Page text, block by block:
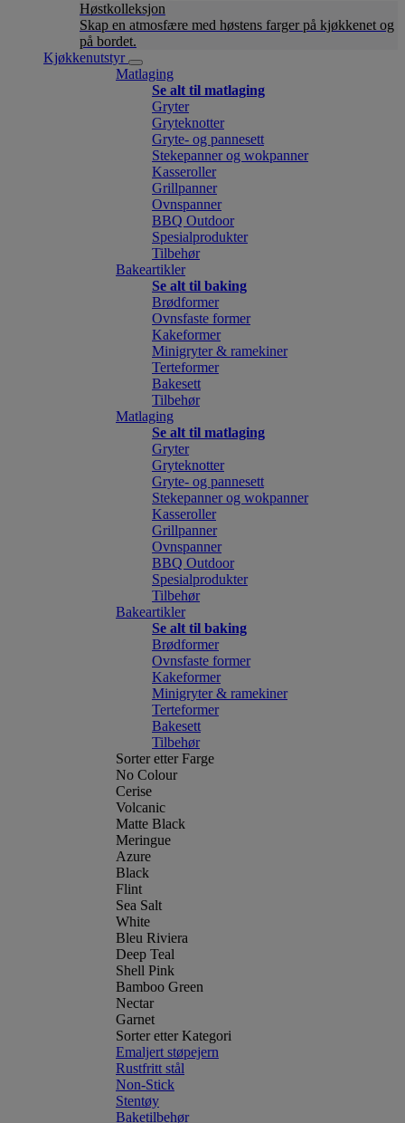
Høstkolleksjon
Skap en atmosfære med høstens farger på kjøkkenet og
på bordet.
Kjøkkenutstyr
Matlaging
Se alt til matlaging
Gryter
Gryteknotter
Gryte- og pannesett
Stekepanner og wokpanner
Kasseroller
Grillpanner
Ovnspanner
BBQ Outdoor
Spesialprodukter
Tilbehør
Bakeartikler
Se alt til baking
Brødformer
Ovnsfaste former
Kakeformer
Minigryter & ramekiner
Terteformer
Bakesett
Tilbehør
Matlaging
Se alt til matlaging
Gryter
Gryteknotter
Gryte- og pannesett
Stekepanner og wokpanner
Kasseroller
Grillpanner
Ovnspanner
BBQ Outdoor
Spesialprodukter
Tilbehør
Bakeartikler
Se alt til baking
Brødformer
Ovnsfaste former
Kakeformer
Minigryter & ramekiner
Terteformer
Bakesett
Tilbehør
Sorter etter Farge
No Colour
Cerise
Volcanic
Matte Black
Meringue
Azure
Black
Flint
Sea Salt
White
Bleu Riviera
Deep Teal
Shell Pink
Bamboo Green
Nectar
Garnet
Sorter etter Kategori
Emaljert støpejern
Rustfritt stål
Non-Stick
Stentøy
Baketilbehør